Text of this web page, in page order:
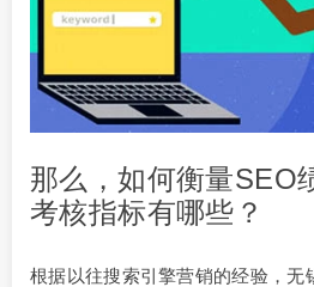
那么，如何衡量SEO
考核指标有哪些？
根据以往搜索引擎营销的经验，无